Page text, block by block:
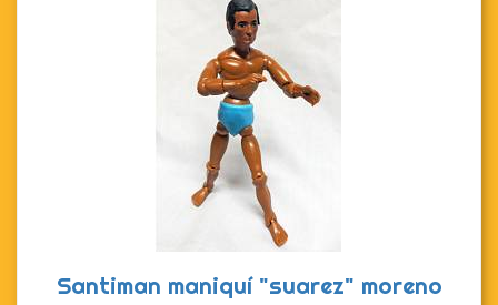
Santiman maniquí "suarez" moreno